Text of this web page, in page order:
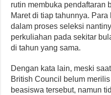
rutin membuka pendaftaran
Maret di tiap tahunnya.
dalam proses seleksi
perkuliahan pada sekitar
di tahun yang sama.
Dengan kata lain, meski
British Council belum
beasiswa tersebut, namun